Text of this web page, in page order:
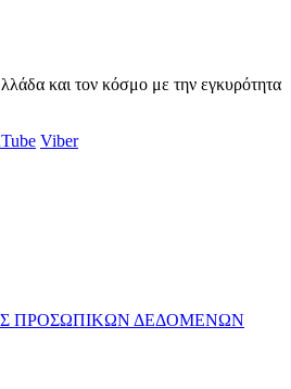
και τον κόσμο με την εγκυρότητα
Viber
ΠΡΟΣΩΠΙΚΩΝ ΔΕΔΟΜΕΝΩΝ